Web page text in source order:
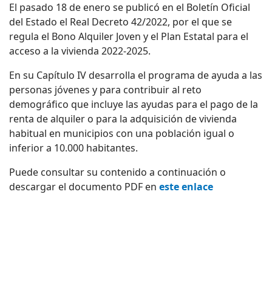
El pasado 18 de enero se publicó en el Boletín Oficial
del Estado el Real Decreto 42/2022, por el que se
regula el Bono Alquiler Joven y el Plan Estatal para el
acceso a la vivienda 2022-2025.
En su Capítulo IV desarrolla el programa de ayuda a las
personas jóvenes y para contribuir al reto
demográfico que incluye las ayudas para el pago de la
renta de alquiler o para la adquisición de vivienda
habitual en municipios con una población igual o
inferior a 10.000 habitantes.
Puede consultar su contenido a continuación o
descargar el documento PDF en este enlace